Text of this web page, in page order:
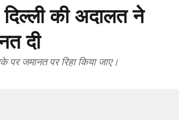
दिल्ली की अदालत ने
दी
पर जमानत पर रिहा किया जाए।